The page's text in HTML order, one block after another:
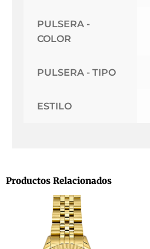
PULSERA -
COLOR
PULSERA - TIPO
ESTILO
Productos Relacionados